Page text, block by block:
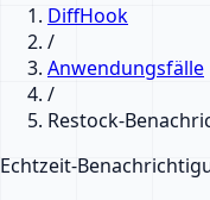
DiffHook
/
Anwendungsfälle
/
Restock-
Echtzeit-